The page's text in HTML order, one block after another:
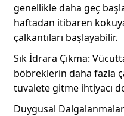
genellikle daha geç
haftadan itibaren
çalkantıları başlayabilir.
Sık İdrara Çıkma:
böbreklerin daha fazla
tuvalete gitme ihtiyacı
Duygusal